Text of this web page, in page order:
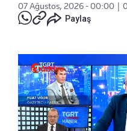
07 Ağustos, 2026 - 00:00
Paylaş